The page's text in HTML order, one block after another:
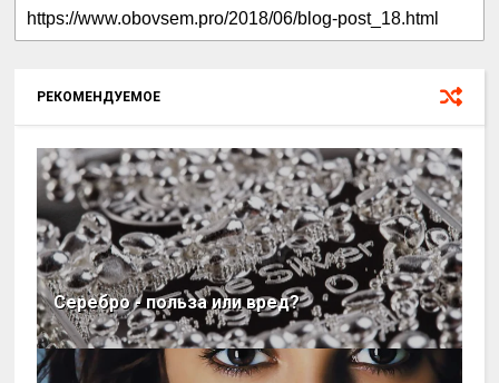
РЕКОМЕНДУЕМОЕ
Серебро - польза или вред?